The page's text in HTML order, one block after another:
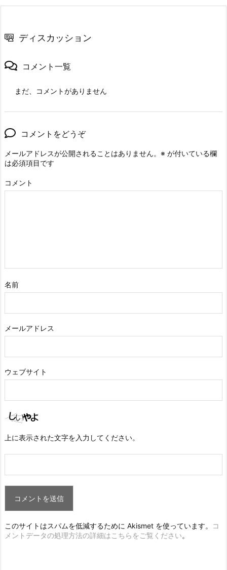
ディスカッション
コメント一覧
まだ、コメントがありません
コメントをどうぞ
メールアドレスが公開されることはありません。 ※ が付いている欄
は必須項目です
コメント
名前
メールアドレス
ウェブサイト
上に表示された文字を入力してください。
このサイトはスパムを低減するために Akismet を使っています。
コ
メントデータの処理方法の詳細はこちらをご覧ください。